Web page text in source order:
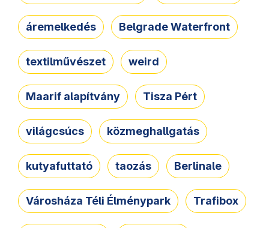
áremelkedés Belgrade Waterfront
textilművészet weird
Maarif alapítvány Tisza Pért
világcsúcs közmeghallgatás
kutyafuttató taozás Berlinale
Városháza Téli Élménypark Trafibox